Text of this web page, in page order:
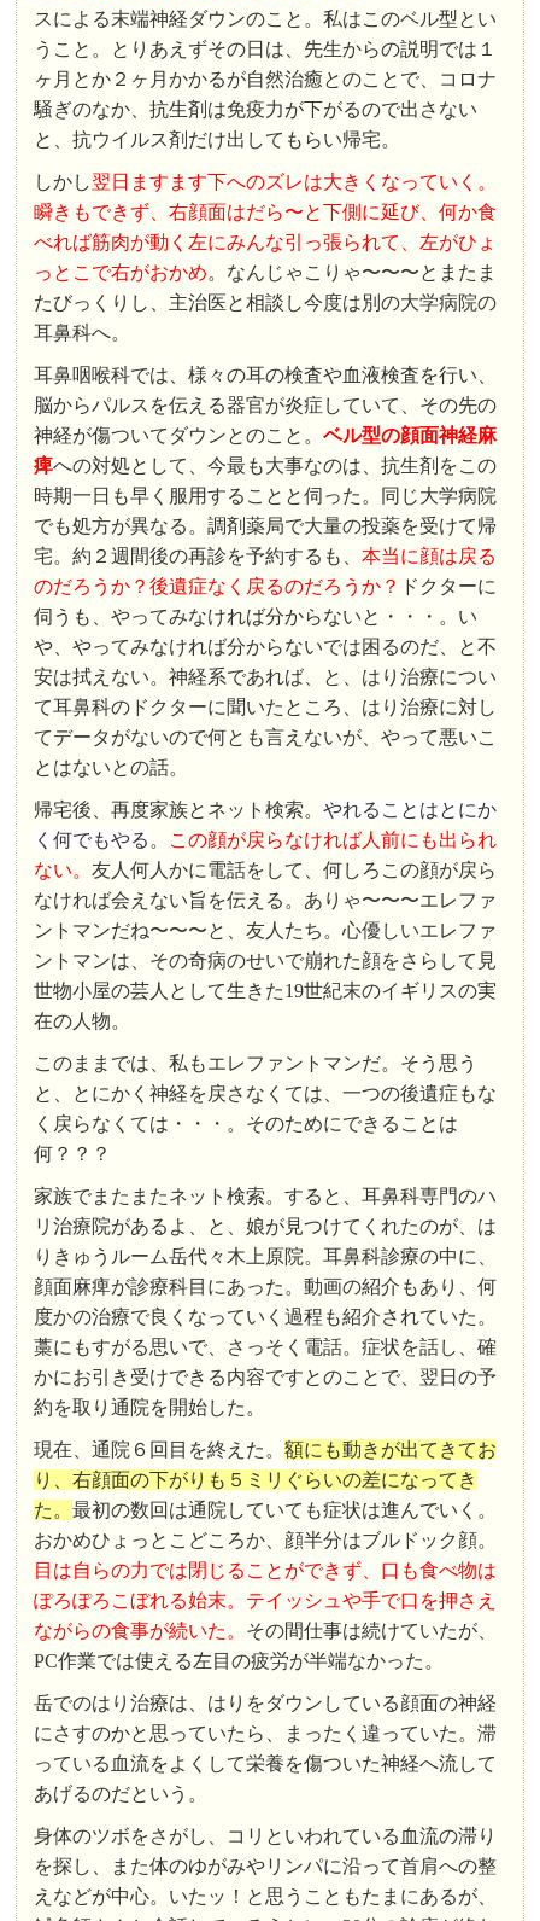
スによる末端神経ダウンのこと。私はこのベル型とい
うこと。とりあえずその日は、先生からの説明では１
ヶ月とか２ヶ月かかるが自然治癒とのことで、コロナ
騒ぎのなか、抗生剤は免疫力が下がるので出さない
と、抗ウイルス剤だけ出してもらい帰宅。
しかし翌日ますます下へのズレは大きくなっていく。
瞬きもできず、右顔面はだら〜と下側に延び、何か食
べれば筋肉が動く左にみんな引っ張られて、左がひょ
っとこで右がおかめ。なんじゃこりゃ〜〜〜とまたま
たびっくりし、主治医と相談し今度は別の大学病院の
耳鼻科へ。
耳鼻咽喉科では、様々の耳の検査や血液検査を行い、
脳からパルスを伝える器官が炎症していて、その先の
神経が傷ついてダウンとのこと。ベル型の顔面神経麻
痺への対処として、今最も大事なのは、抗生剤をこの
時期一日も早く服用することと伺った。同じ大学病院
でも処方が異なる。調剤薬局で大量の投薬を受けて帰
宅。約２週間後の再診を予約するも、本当に顔は戻る
のだろうか？後遺症なく戻るのだろうか？ ドクターに
伺うも、やってみなければ分からないと・・・。い
や、やってみなければ分からないでは困るのだ、と不
安は拭えない。神経系であれば、と、はり治療につい
て耳鼻科のドクターに聞いたところ、はり治療に対し
てデータがないので何とも言えないが、やって悪いこ
とはないとの話。
帰宅後、再度家族とネット検索。やれることはとにか
く何でもやる 。 この顔が戻らなければ人前にも出られ
ない。友人何人かに電話をして、何しろこの顔が戻ら
なければ会えない旨を伝える。ありゃ〜〜〜エレファ
ントマンだね〜〜〜と、友人たち。心優しいエレファ
ントマンは、その奇病のせいで崩れた顔をさらして見
世物小屋の芸人として生きた19世紀末のイギリスの実
在の人物。
このままでは、私もエレファントマンだ。そう思う
と、とにかく神経を戻さなくては、一つの後遺症もな
く戻らなくては・・・。そのためにできることは
何？？？
家族でまたまたネット検索。すると、耳鼻科専門のハ
リ治療院があるよ、と、娘が見つけてくれたのが、は
りきゅうルーム岳代々木上原院。耳鼻科診療の中に、
顔面麻痺が診療科目にあった。動画の紹介もあり、何
度かの治療で良くなっていく過程も紹介されていた。
藁にもすがる思いで、さっそく電話。症状を話し、確
かにお引き受けできる内容ですとのことで、翌日の予
約を取り通院を開始した。
現在、通院６回目を終えた。額にも動きが出てきてお
り、右顔面の下がりも５ミリぐらいの差になってき
た。最初の数回は通院していても症状は進んでいく。
おかめひょっとこどころか、顔半分はブルドック顔。
目は自らの力では閉じることができず、口も食べ物は
ぽろぽろこぼれる始末。テイッシュや手で口を押さえ
ながらの食事が続いた。 その間仕事は続けていたが、
PC作業では使える左目の疲労が半端なかった。
岳でのはり治療は、はりをダウンしている顔面の神経
にさすのかと思っていたら、まったく違っていた。滞
っている血流をよくして栄養を傷ついた神経へ流して
あげるのだという。
身体のツボをさがし、コリといわれている血流の滞り
を探し、また体のゆがみやリンパに沿って首肩への整
えなどが中心。いたッ！と思うこともたまにあるが、